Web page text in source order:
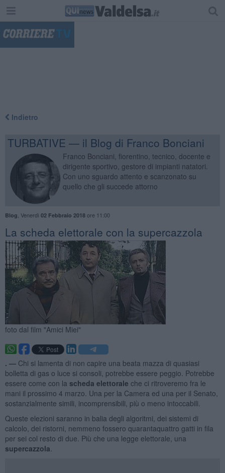
Indietro
TURBATIVE — il Blog di Franco Bonciani
Franco Bonciani, fiorentino, tecnico, docente e
dirigente sportivo, gestore di impianti natatori.
Con uno sguardo attento e scanzonato su
quello che gli succede attorno
Blog Venerdì 02 Febbraio 2018ore 11:00
La scheda elettorale con la supercazzola
foto dal film "Amici Miei"
. — Chi si lamenta di non capire una beata mazza di quasiasi
bolletta di gas o luce si consoli, potrebbe essere peggio. Potrebbe
essere come con la scheda elettorale che ci ritroveremo fra le
mani il prossimo 4 marzo. Una per la Camera ed una per il Senato,
sostanzialmente simili, incomprensibili, più o meno intoccabili.
Queste elezioni saranno in balia degli algoritmi, dei sistemi di
calcolo, dei ristorni, nemmeno fossero quarantaquattro gatti in fila
per sei col resto di due. Più che una legge elettorale, una
supercazzola